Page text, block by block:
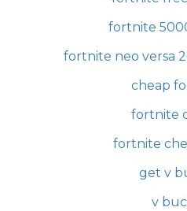
fortnite
fortnite neo versa
cheap
fortnite
fortnite
get v
v